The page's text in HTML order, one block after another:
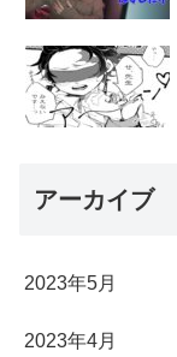
アーカイブ
2023年5月
2023年4月